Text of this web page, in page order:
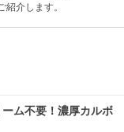
介します。
ム不要！濃厚カルボ